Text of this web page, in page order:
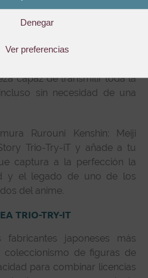
Denegar
Ver preferencias
la icónica cicatriz en
convierten esta figura en
capaz de transmitir toda la
sin necesidad de una
Rurouni Kenshin: Meiji
Trio-Try-iT y añade a tu
captura a la perfección la
y el legado de uno de los
del anime.
TRIO-TRY-IT
japoneses más
de figuras de
para combinar licencias